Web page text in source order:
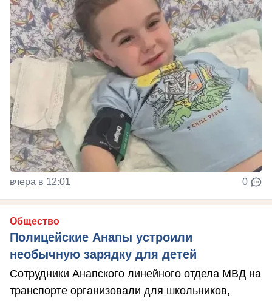
вчера в 12:01 0
Общество
Полицейские Анапы устроили
необычную зарядку для детей
Сотрудники Анапского линейного отдела МВД на
транспорте организовали для школьников,